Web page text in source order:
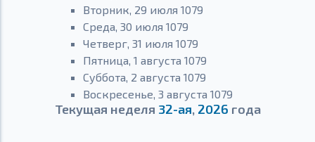
Вторник, 29 июля 1079
Среда, 30 июля 1079
Четверг, 31 июля 1079
Пятница, 1 августа 1079
Суббота, 2 августа 1079
Воскресенье, 3 августа 1079
Текущая неделя 32-ая, 2026 года